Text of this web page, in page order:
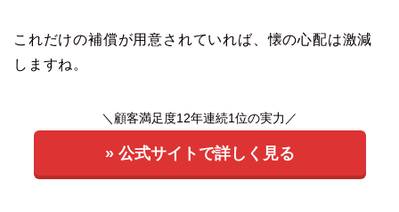
これだけの補償が用意されていれば、懐の心配は激減
しますね。
＼顧客満足度12年連続1位の実力／
» 公式サイトで詳しく見る